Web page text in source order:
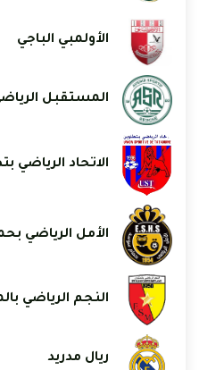
الأولمبي الباجي
المستقبل
الاتحاد الرياضي
الأمل الرياضي
النجم الرياضي
ريال مدريد